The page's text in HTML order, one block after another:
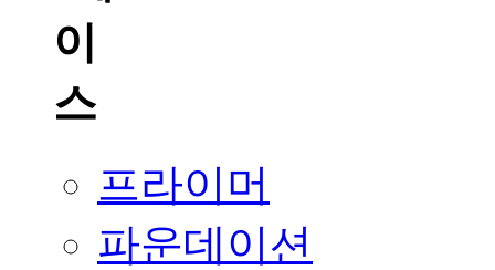
프라이머
파운데이션